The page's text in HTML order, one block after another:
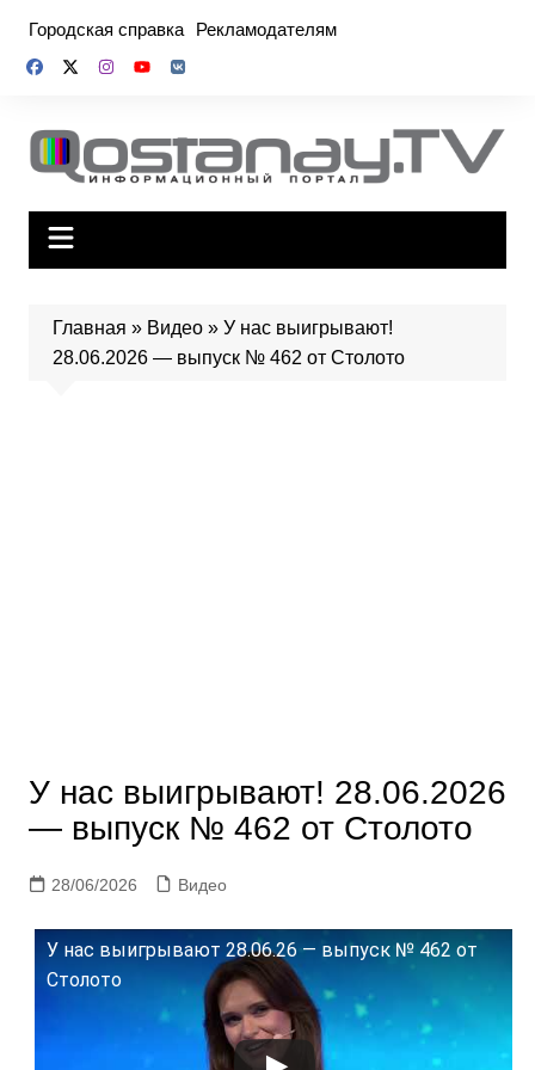
содержимому
Городская справка Рекламодателям
Главная » Видео» У нас выигрывают!
28.06.2026 — выпуск № 462 от Столото
У нас выигрывают! 28.06.2026
— выпуск № 462 от Столото
28/06/2026 Видео
У нас выигрывают 28.06.26 — выпуск № 462 от
Столото